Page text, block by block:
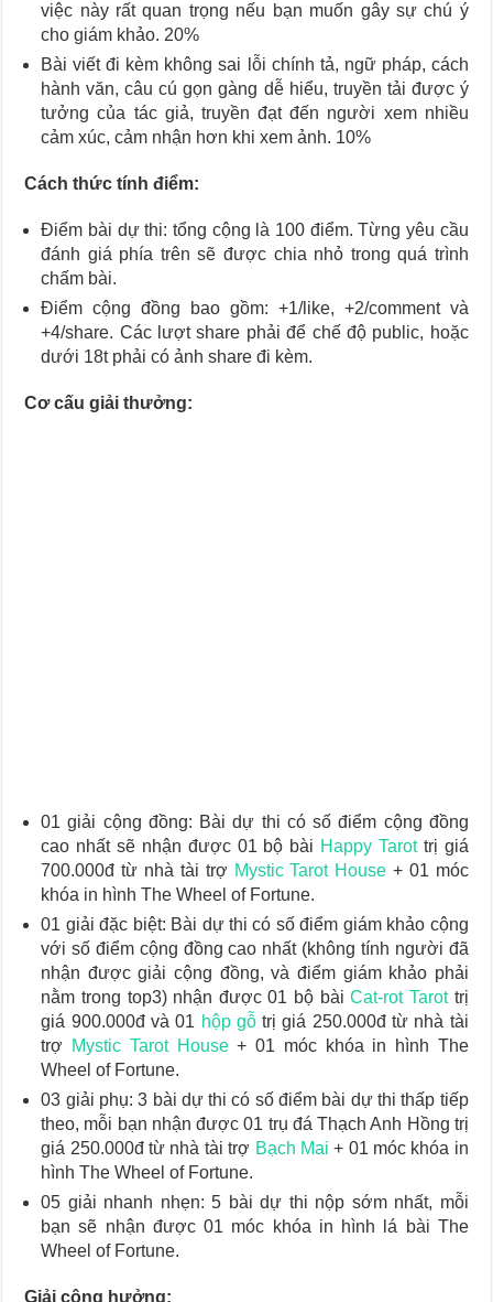
việc này rất quan trọng nếu bạn muốn gây sự chú ý
cho giám khảo. 20%
Bài viết đi kèm không sai lỗi chính tả, ngữ pháp, cách
hành văn, câu cú gọn gàng dễ hiểu, truyền tải được ý
tưởng của tác giả, truyền đạt đến người xem nhiều
cảm xúc, cảm nhận hơn khi xem ảnh. 10%
Cách thức tính điểm:
Điểm bài dự thi: tổng cộng là 100 điểm. Từng yêu cầu
đánh giá phía trên sẽ được chia nhỏ trong quá trình
chấm bài.
Điểm cộng đồng bao gồm: +1/like, +2/comment và
+4/share. Các lượt share phải để chế độ public, hoặc
dưới 18t phải có ảnh share đi kèm.
Cơ cấu giải thưởng:
01 giải cộng đồng: Bài dự thi có số điểm cộng đồng
cao nhất sẽ nhận được 01 bộ bài Happy Tarottrị giá
700.000đ từ nhà tài trợ Mystic Tarot House + 01 móc
khóa in hình The Wheel of Fortune.
01 giải đặc biệt: Bài dự thi có số điểm giám khảo cộng
với số điểm cộng đồng cao nhất (không tính người đã
nhận được giải cộng đồng, và điểm giám khảo phải
nằm trong top3) nhận được 01 bộ bàiCat-rot Tarottrị
giá 900.000đ và 01 hộp gỗtrị giá 250.000đ từ nhà tài
trợ
Mystic Tarot House+ 01 móc khóa in hình The
Wheel of Fortune.
03 giải phụ: 3 bài dự thi có số điểm bài dự thi thấp tiếp
theo, mỗi bạn nhận được 01 trụ đá Thạch Anh Hồng trị
giá 250.000đ từ nhà tài trợ Bạch Mai + 01 móc khóa in
hình The Wheel of Fortune.
05 giải nhanh nhẹn: 5 bài dự thi nộp sớm nhất, mỗi
bạn sẽ nhận được 01 móc khóa in hình lá bài The
Wheel of Fortune.
Giải cộng hưởng: